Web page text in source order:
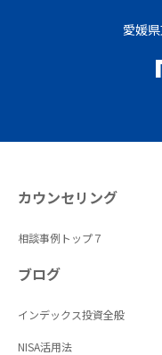
愛媛
カウンセリング
相談事例トップ７
ブログ
インデックス投資全般
NISA活用法